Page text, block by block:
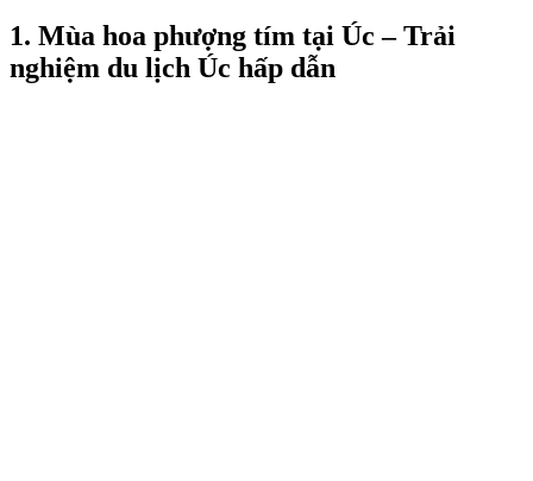
1. Mùa hoa phượng tím tại Úc – Trải
nghiệm du lịch Úc hấp dẫn